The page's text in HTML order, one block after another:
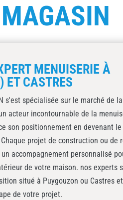
MAGASIN
MENUISERIE À
ET CASTRES
s'est spécialisée sur le marché de
acteur incontournable de la
son positionnement en devenant
projet de construction ou de
accompagnement personnalisé
de votre maison. nos experts
situé à Puygouzon ou Castres
de votre projet.